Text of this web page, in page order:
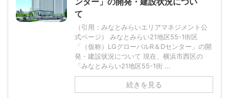
て
（引用：みなとみらいエリアマネジメント公
式ページ） みなとみらい21地区55-1街区
「（仮称）LGグローバルR＆Dセンター」の開
発・建設状況について 現在、横浜市西区の
「みなとみらい21地区55-1街 ...
続きを見る